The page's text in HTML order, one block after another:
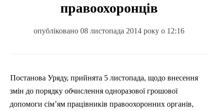
правоохоронців
опубліковано 08 листопада 2014 року о 12:16
Постанова Уряду, прийнята 5 листопада, щодо внесення
змін до порядку обчислення одноразової грошової
допомоги сім’ям працівників правоохоронних органів,